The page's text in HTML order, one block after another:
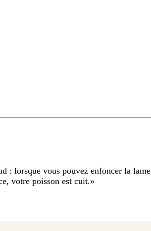
: lorsque vous pouvez enfoncer la lame
votre poisson est cuit.»